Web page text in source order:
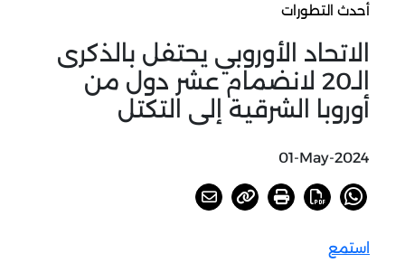
أحدث التطورات
الاتحاد الأوروبي يحتفل بالذكرى
الـ20 لانضمام عشر دول من
أوروبا الشرقية إلى التكتل
01-May-2024
استمع